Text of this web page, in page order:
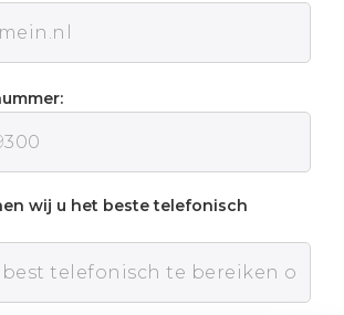
wij u het beste telefonisch